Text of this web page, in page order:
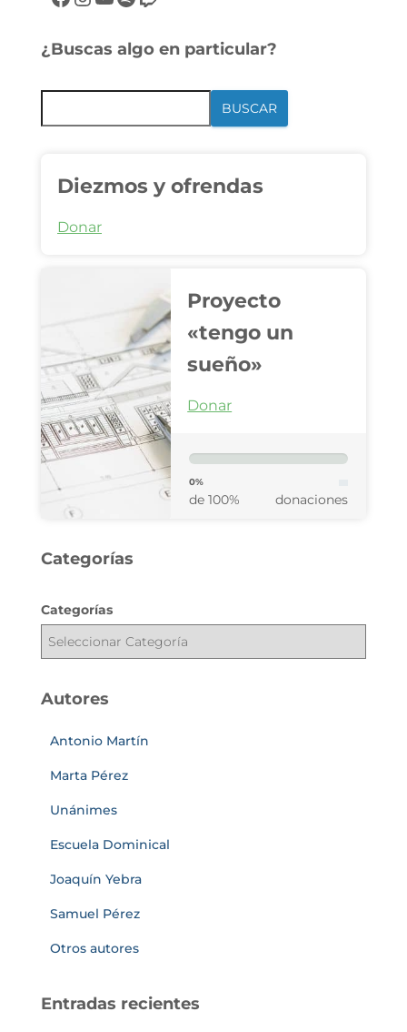
¿Buscas algo en particular?
BUSCAR
Diezmos y ofrendas
Donar
Proyecto
«tengo un
sueño»
Donar
0%
de 100% donaciones
Categorías
Categorías
Autores
Antonio Martín
Marta Pérez
Unánimes
Escuela Dominical
Joaquín Yebra
Samuel Pérez
Otros autores
Entradas recientes